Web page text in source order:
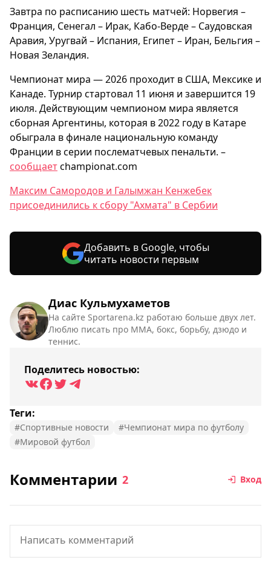
Диас Кульмухаметов
На сайте Sportarena.kz работаю больше двух лет.
Люблю писать про ММА, бокс, борьбу, дзюдо и
теннис.
Поделитесь новостью:
Теги:
#Спортивные новости
#Чемпионат мира по футболу
#Мировой футбол
Завтра по расписанию шесть матчей: Норвегия –
Франция, Сенегал – Ирак, Кабо-Верде – Саудовская
Аравия, Уругвай – Испания, Египет – Иран, Бельгия –
Новая Зеландия.
Чемпионат мира — 2026 проходит в США, Мексике и
Канаде. Турнир стартовал 11 июня и завершится 19
июля. Действующим чемпионом мира является
сборная Аргентины, которая в 2022 году в Катаре
обыграла в финале национальную команду
Франции в серии послематчевых пенальти. –
сообщаетchampionat.com
Максим Самородов и Галымжан Кенжебек
присоединились к сбору "Ахмата" в Сербии
Добавить в Google, чтобы
читать новости первым
Комментарии 2 Вход